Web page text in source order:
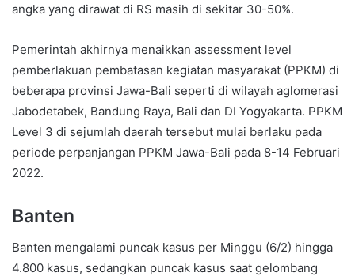
angka yang dirawat di RS masih di sekitar 30-50%.
Pemerintah akhirnya menaikkan assessment level
pemberlakuan pembatasan kegiatan masyarakat (PPKM) di
beberapa provinsi Jawa-Bali seperti di wilayah aglomerasi
Jabodetabek, Bandung Raya, Bali dan DI Yogyakarta. PPKM
Level 3 di sejumlah daerah tersebut mulai berlaku pada
periode perpanjangan PPKM Jawa-Bali pada 8-14 Februari
2022.
Banten
Banten mengalami puncak kasus per Minggu (6/2) hingga
4.800 kasus, sedangkan puncak kasus saat gelombang